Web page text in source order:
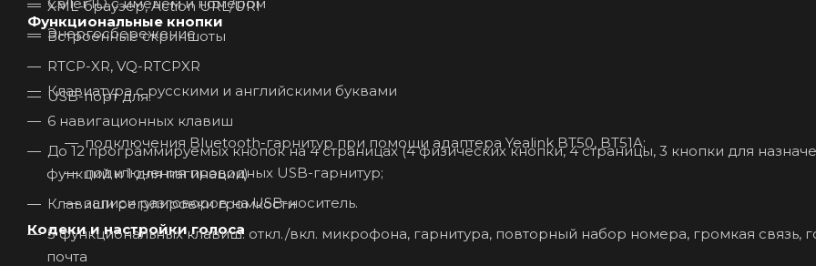
XML-браузер, Action URL/URI
Встроенные скриншоты
RTCP-XR, VQ-RTCPXR
USB-порт для:
подключения Bluetooth-гарнитур при помощи адаптера Yealink BT50, BT51A;
подключения проводных USB-гарнитур;
записи разговоров на USB-носитель.
Энергосбережение
Функциональные кнопки
Клавиатура с русскими и английскими буквами
6 навигационных клавиш
До 12 программируемых кнопок на 4 страницах (4 физических кнопки, 4 страницы, 3 кнопки для
функций и 1 для пагинации)
Клавиши регулировки громкости
5 функциональных клавиш: откл./вкл. микрофона, гарнитура, повторный набор номера, громкая связь,
почта
Кодеки и настройки голоса